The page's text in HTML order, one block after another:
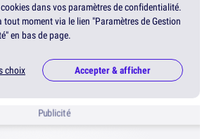
dans vos paramètres de confidentialité.
tout moment via le lien "Paramètres de Gestion
en bas de page.
choix Accepter & afficher
Publicité